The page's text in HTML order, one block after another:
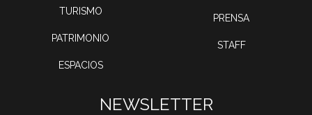
TURISMO
PATRIMONIO
ESPACIOS
PRENSA
STAFF
NEWSLETTER